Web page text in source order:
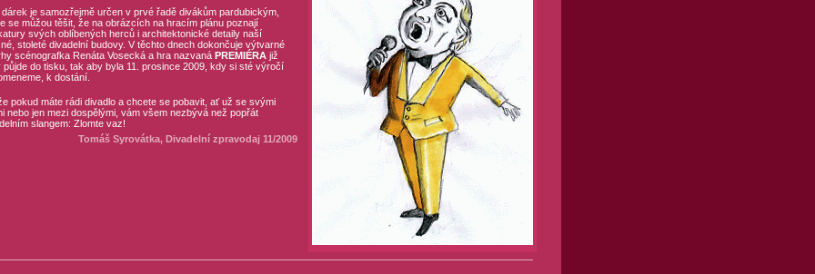
je samozřejmě určen v prvé řadě divákům pardubickým,
se můžou těšit, že na obrázcích na hracím plánu poznají
svých oblíbených herců i architektonické detaily naší
stoleté divadelní budovy. V těchto dnech dokončuje výtvarné
scénografka Renáta Vosecká a hra nazvaná PREMIÉRAjiž
půjde do tisku, tak aby byla 11. prosince 2009, kdy si sté výročí
k dostání.
pokud máte rádi divadlo a chcete se pobavit, ať už se svými
nebo jen mezi dospělými, vám všem nezbývá než popřát
slangem: Zlomte vaz!
Tomáš Syrovátka, Divadelní zpravodaj 11/2009